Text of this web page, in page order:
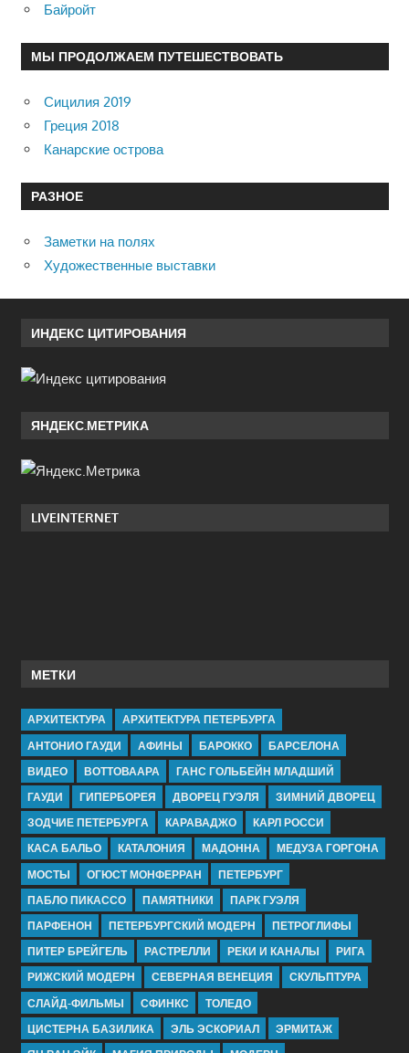
Байройт
МЫ ПРОДОЛЖАЕМ ПУТЕШЕСТВОВАТЬ
Сицилия 2019
Греция 2018
Канарские острова
РАЗНОЕ
Заметки на полях
Художественные выставки
ИНДЕКС ЦИТИРОВАНИЯ
ЯНДЕКС.МЕТРИКА
LIVEINTERNET
МЕТКИ
АРХИТЕКТУРА
АРХИТЕКТУРА ПЕТЕРБУРГА
АНТОНИО ГАУДИ
АФИНЫ БАРОККО
БАРСЕЛОНА
ВИДЕО
ВОТТОВААРА
ГАНС ГОЛЬБЕЙН МЛАДШИЙ
ГАУДИ
ГИПЕРБОРЕЯ ДВОРЕЦ ГУЭЛЯ
ЗИМНИЙ ДВОРЕЦ
ЗОДЧИЕ ПЕТЕРБУРГА
КАРАВАДЖО
КАРЛ РОССИ
КАСА БАЛЬО
КАТАЛОНИЯ МАДОННА
МЕДУЗА ГОРГОНА
МОСТЫ
ОГЮСТ МОНФЕРРАН
ПЕТЕРБУРГ
ПАБЛО ПИКАССО
ПАМЯТНИКИ
ПАРК ГУЭЛЯ
ПАРФЕНОН
ПЕТЕРБУРГСКИЙ МОДЕРН
ПЕТРОГЛИФЫ
ПИТЕР БРЕЙГЕЛЬ
РАСТРЕЛЛИ РЕКИ И КАНАЛЫ
РИГА
РИЖСКИЙ МОДЕРН
СЕВЕРНАЯ ВЕНЕЦИЯ
СКУЛЬПТУРА
СЛАЙД-ФИЛЬМЫ
СФИНКС
ТОЛЕДО
ЦИСТЕРНА БАЗИЛИКА
ЭЛЬ ЭСКОРИАЛ
ЭРМИТАЖ